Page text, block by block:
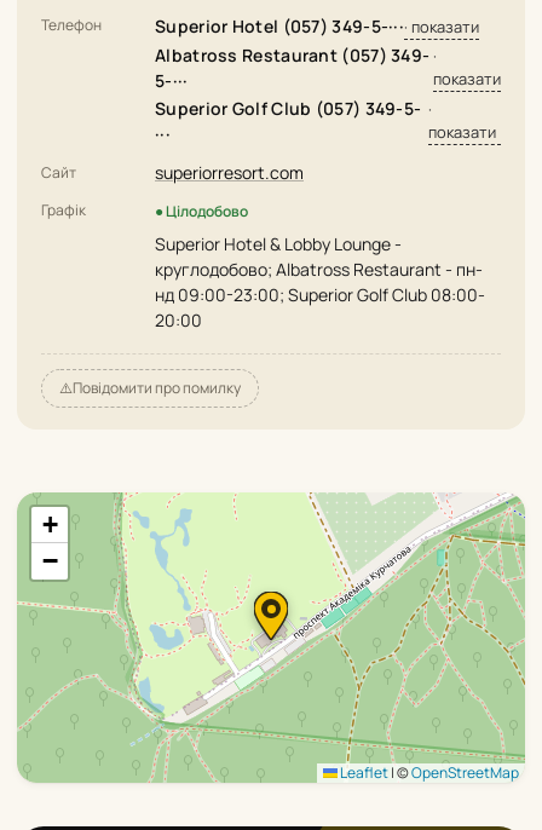
Телефон Superior Hotel (057) 349-5-···· показати
Albatross Restaurant (057) 349-
5-···
·
показати
Superior Golf Club (057) 349-5-
···
·
показати
Сайт superiorresort.com
Графік ● Цілодобово
Superior Hotel & Lobby Lounge -
круглодобово; Albatross Restaurant - пн-
нд 09:00-23:00; Superior Golf Club 08:00-
20:00
⚠️Повідомити про помилку
+
−
Leaflet|©OpenStreetMap